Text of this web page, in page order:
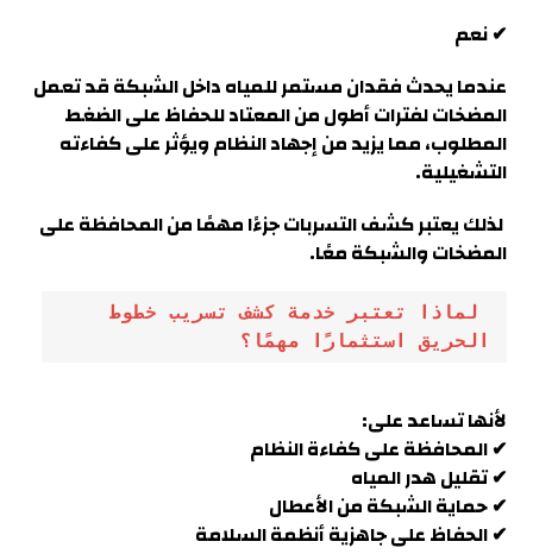
✔ نعم
عندما يحدث فقدان مستمر للمياه داخل الشبكة قد تعمل
المضخات لفترات أطول من المعتاد للحفاظ على الضغط
المطلوب، مما يزيد من إجهاد النظام ويؤثر على كفاءته
التشغيلية.
لذلك يعتبر كشف التسربات جزءًا مهمًا من المحافظة على
المضخات والشبكة معًا.
الحريق استثمارًا مهمًا؟
لأنها تساعد على:
✔ المحافظة على كفاءة النظام
✔ تقليل هدر المياه
✔ حماية الشبكة من الأعطال
✔ الحفاظ على جاهزية أنظمة السلامة